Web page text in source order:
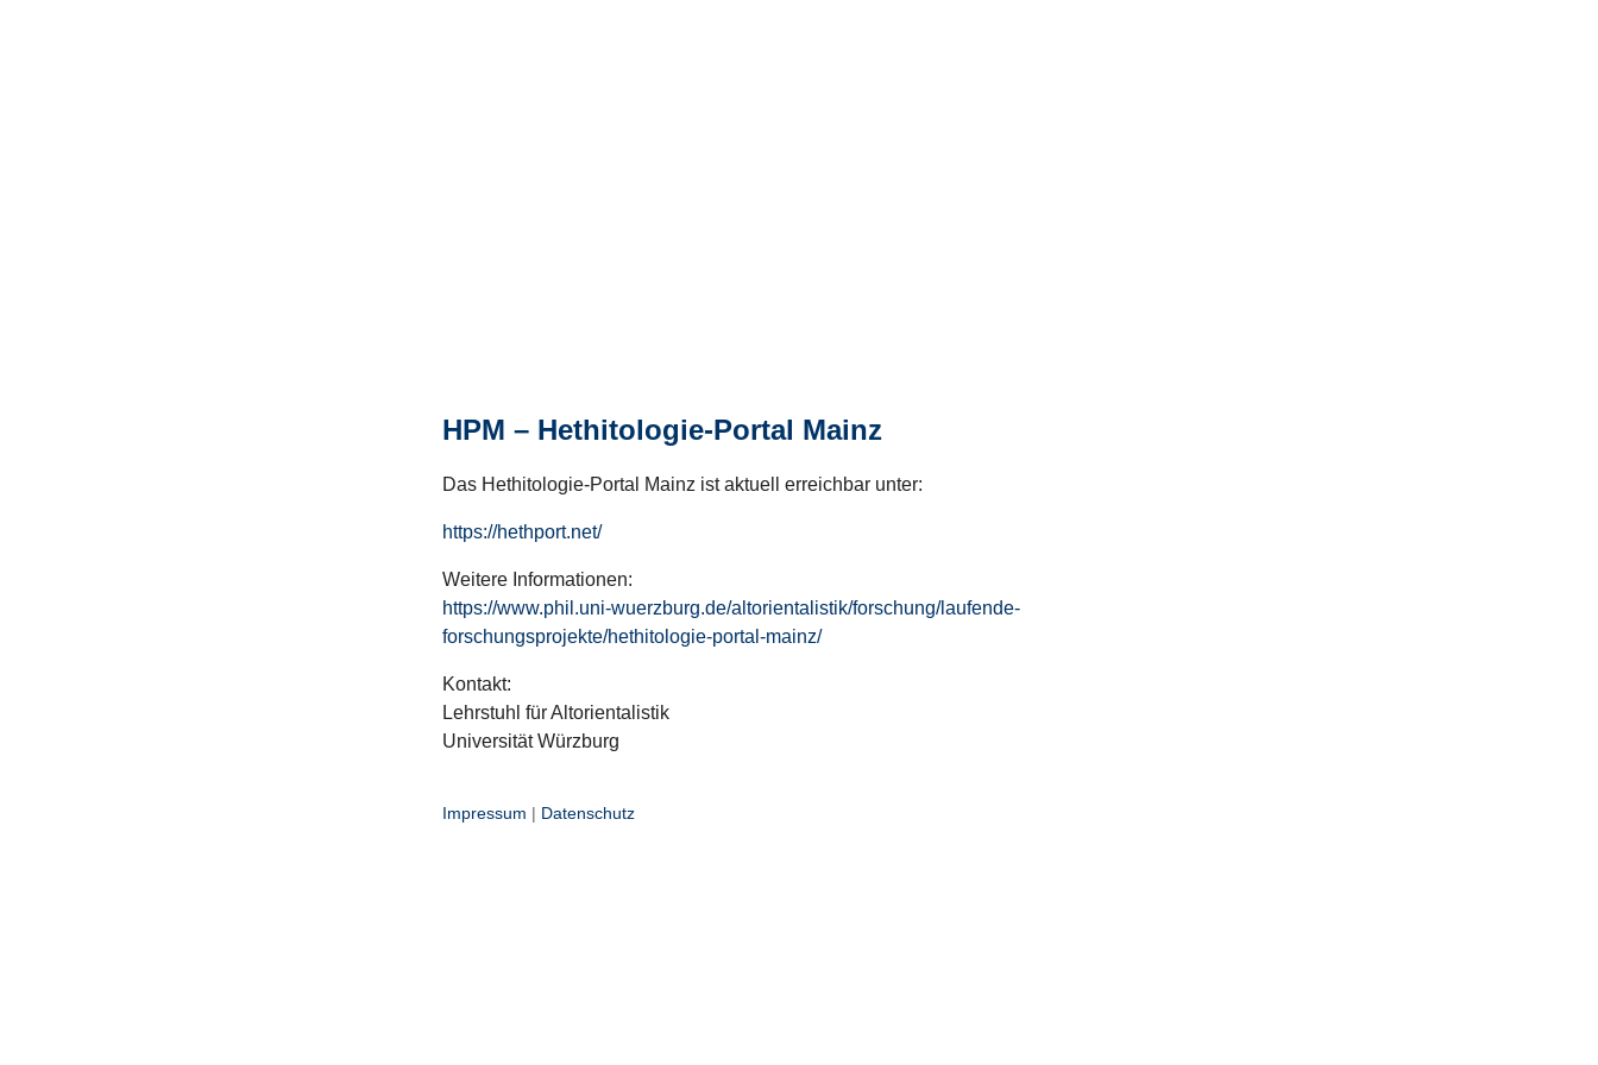
HPM – Hethitologie-Portal Mainz
Das Hethitologie-Portal Mainz ist aktuell erreichbar unter:
https://hethport.net/
Weitere Informationen:
https://www.phil.uni-wuerzburg.de/altorientalistik/forschung/laufende-
forschungsprojekte/hethitologie-portal-mainz/
Kontakt:
Lehrstuhl für Altorientalistik
Universität Würzburg
Impressum | Datenschutz